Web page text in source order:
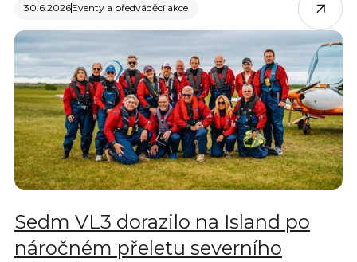
30.6.2026Eventy a předváděcí akce
Sedm VL3 dorazilo na Island po
náročném přeletu severního